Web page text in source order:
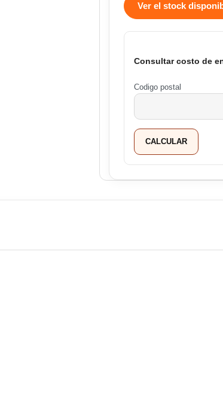
Ver el stock
Consultar costo de
Codigo postal
CALCULAR